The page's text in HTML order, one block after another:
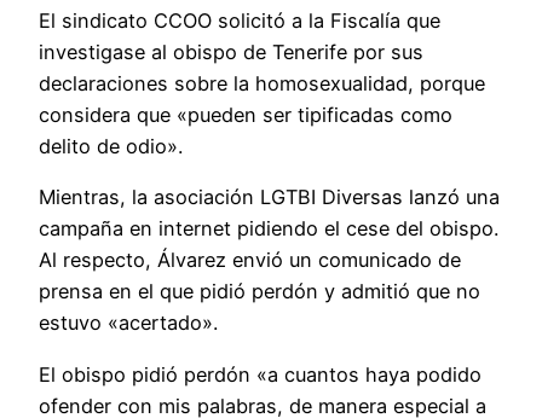
El sindicato CCOO solicitó a la Fiscalía que
investigase al obispo de Tenerife por sus
declaraciones sobre la homosexualidad, porque
considera que «pueden ser tipificadas como
delito de odio».
Mientras, la asociación LGTBI Diversas lanzó una
campaña en internet pidiendo el cese del obispo.
Al respecto, Álvarez envió un comunicado de
prensa en el que pidió perdón y admitió que no
estuvo «acertado».
El obispo pidió perdón «a cuantos haya podido
ofender con mis palabras, de manera especial a